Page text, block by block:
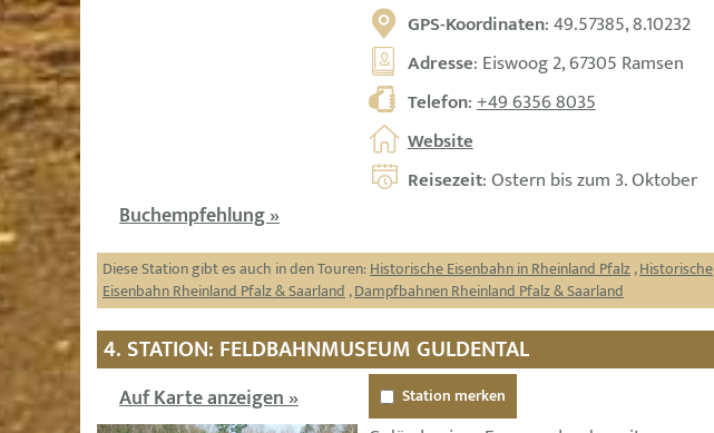
GPS-Koordinaten: 49.57385, 8.10232
Adresse: Eiswoog 2, 67305 Ramsen
Telefon:+49 6356 8035
Website
Reisezeit: Ostern bis zum 3. Oktober
Buchempfehlung »
Diese Station gibt es auch in den Touren:Historische Eisenbahn in Rheinland Pfalz,Historische
Eisenbahn Rheinland Pfalz & Saarland,Dampfbahnen Rheinland Pfalz & Saarland
4. STATION: FELDBAHNMUSEUM GULDENTAL
Auf Karte anzeigen » Station merken